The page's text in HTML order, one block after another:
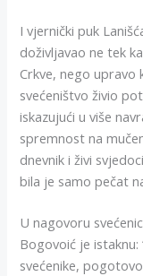
I vjernički puk
doživljavao ne tek
Crkve, nego upravo
svećeništvo živio
iskazujući u više
spremnost na
dnevnik i živi
bila je samo pečat
U nagovoru
Bogovoić je
svećenike,